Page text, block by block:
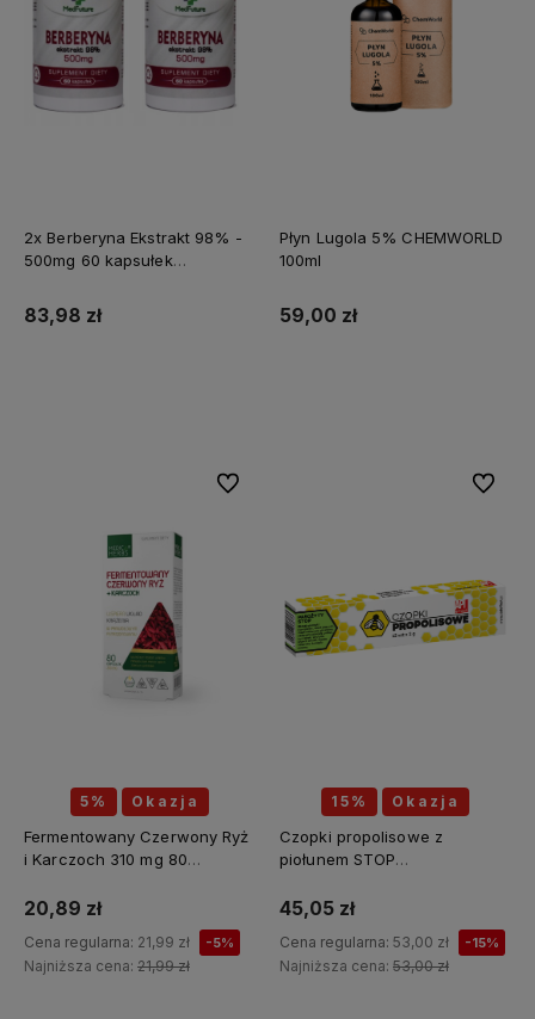
2x Berberyna Ekstrakt 98% -
500mg 60 kapsułek
83,98 zł
Płyn Lugola 5% CHEMWORLD
100ml
59,00 zł
5% Okazja
Fermentowany Czerwony Ryż
i Karczoch 310 mg 80
20,89 zł
Cena regularna: 21,99 zł -5%
Najniższa cena: 21,99 zł
Do ulubionych
15% Okazja
Czopki propolisowe z
piołunem STOP
wrotycz, zielony orzech,
szałwia, kłącze tataraku,
konopia siewna) 12 sztuk x 2g
API Effect
45,05 zł
Cena regularna: 53,00 zł -15%
Najniższa cena: 53,00 zł
Do